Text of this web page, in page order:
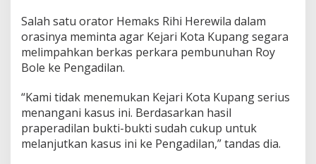
Salah satu orator Hemaks Rihi Herewila dalam
orasinya meminta agar Kejari Kota Kupang segara
melimpahkan berkas perkara pembunuhan Roy
Bole ke Pengadilan.
“Kami tidak menemukan Kejari Kota Kupang serius
menangani kasus ini. Berdasarkan hasil
praperadilan bukti-bukti sudah cukup untuk
melanjutkan kasus ini ke Pengadilan,” tandas dia.